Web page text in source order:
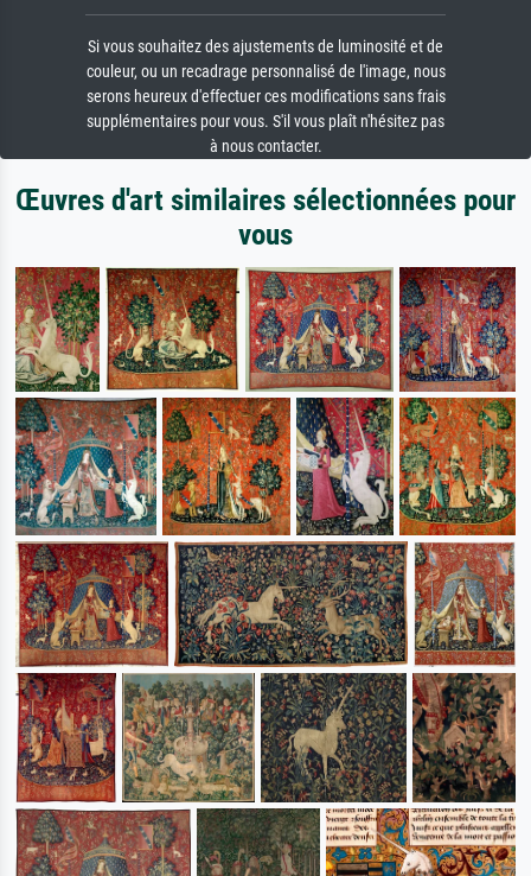
Si vous souhaitez des ajustements de luminosité et de
couleur, ou un recadrage personnalisé de l'image, nous
serons heureux d'effectuer ces modifications sans frais
supplémentaires pour vous. S'il vous plaît n'hésitez pas
à nous contacter.
Œuvres d'art similaires sélectionnées pour
vous